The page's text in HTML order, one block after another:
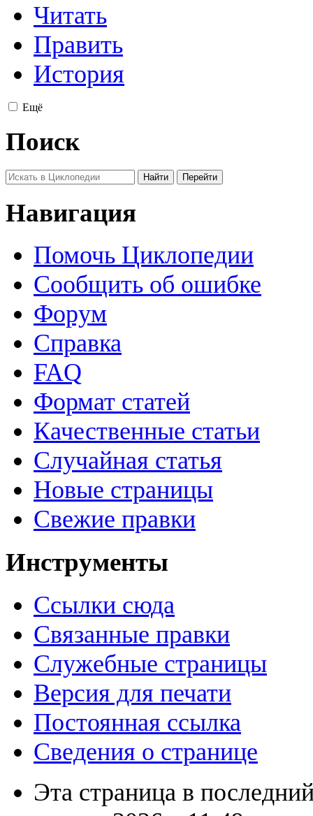
Читать
Править
История
Ещё
Поиск
Навигация
Помочь Циклопедии
Сообщить об ошибке
Форум
Справка
FAQ
Формат статей
Качественные статьи
Случайная статья
Новые страницы
Свежие правки
Инструменты
Ссылки сюда
Связанные правки
Служебные страницы
Версия для печати
Постоянная ссылка
Сведения о странице
Эта страница в